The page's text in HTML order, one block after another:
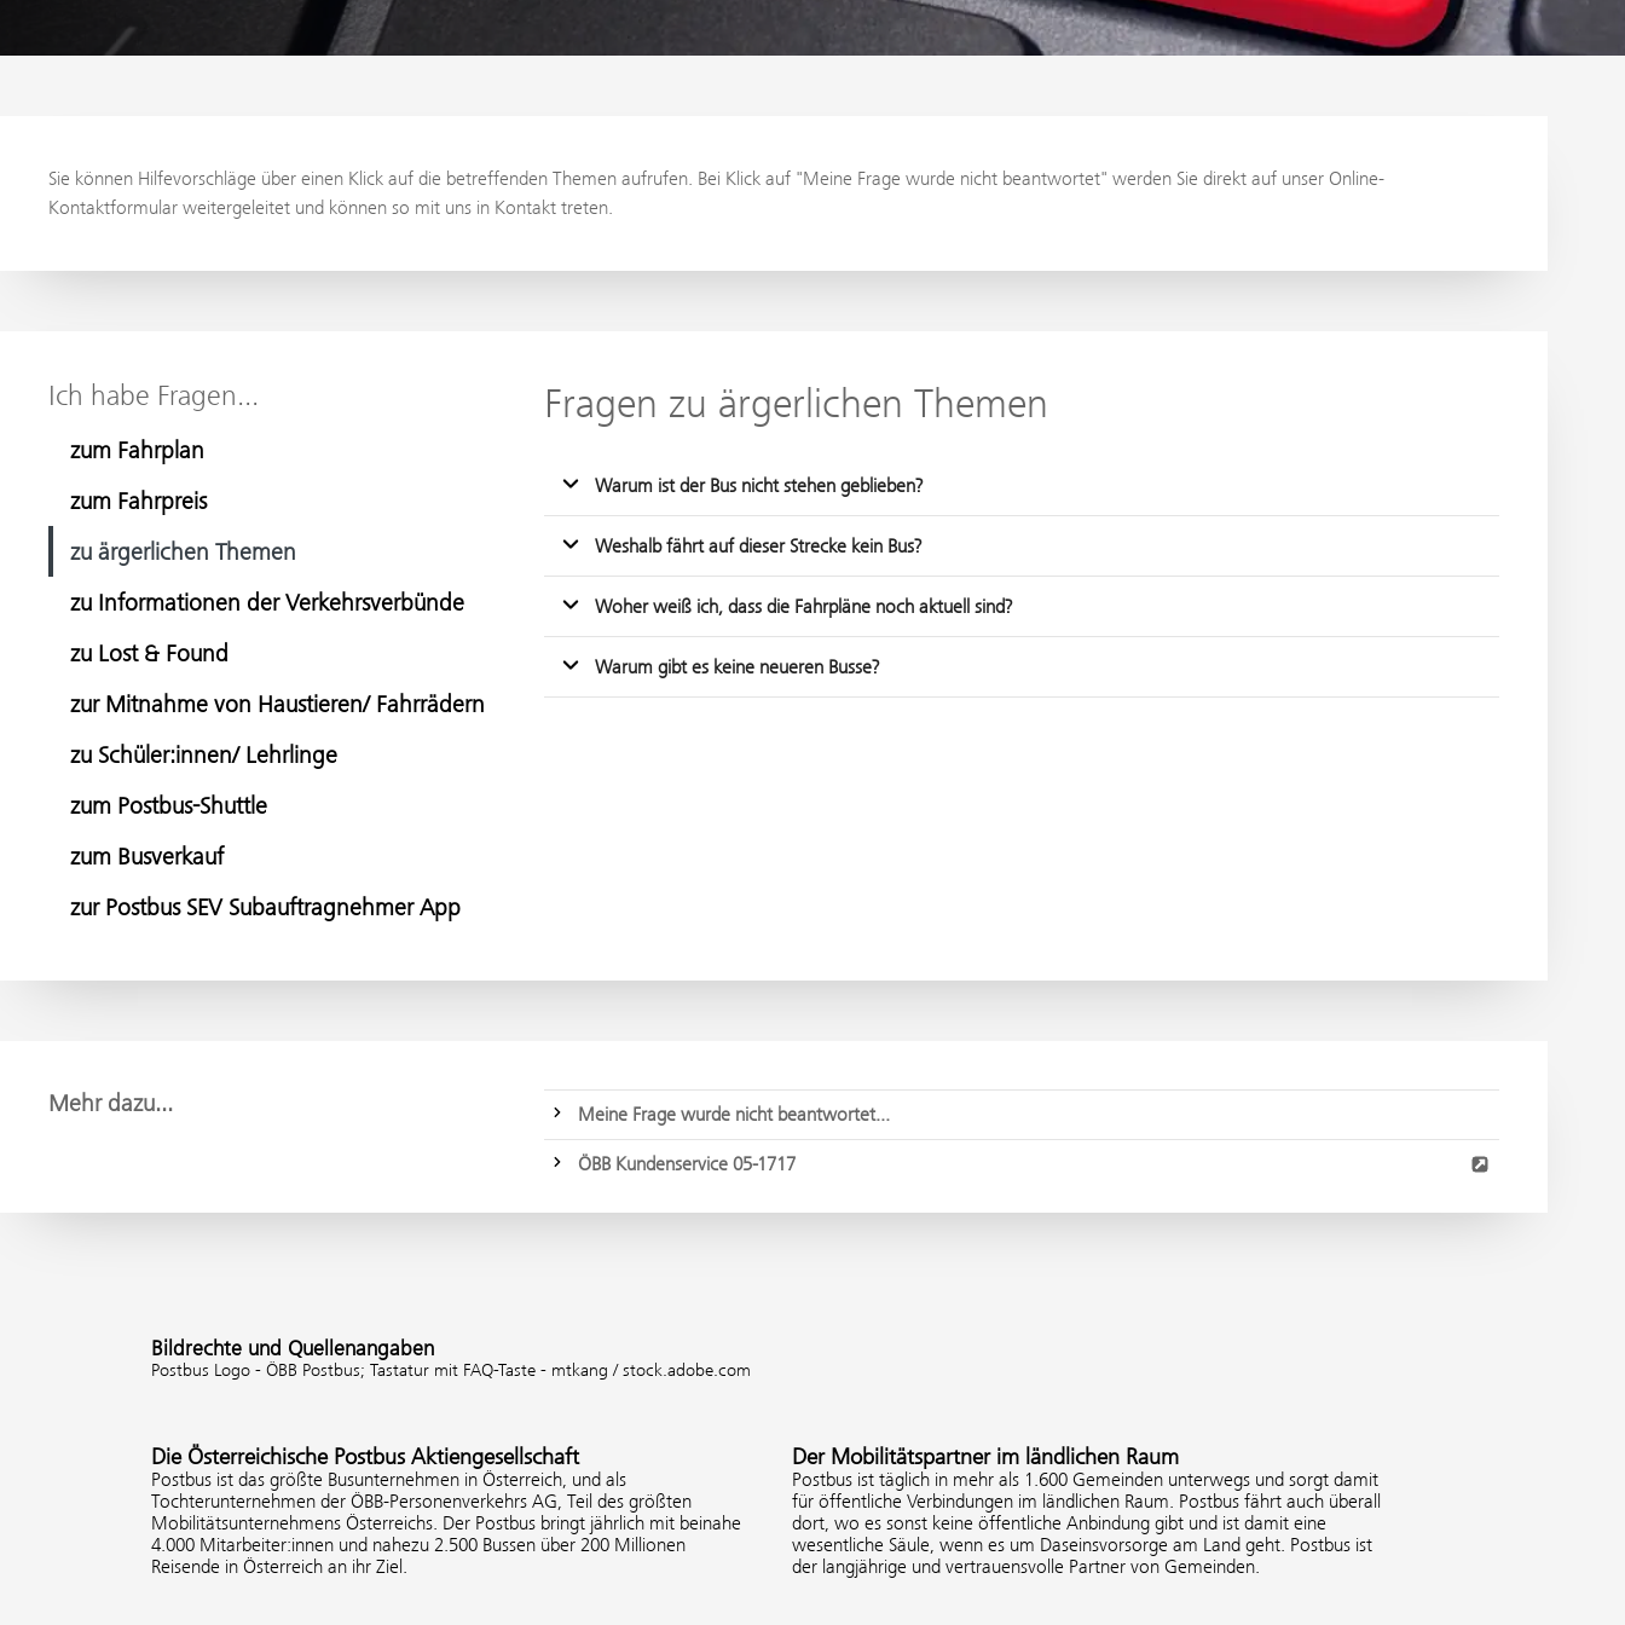
Sie können Hilfevorschläge über einen Klick auf die betreffenden Themen aufrufen. Bei Klick auf "Meine Frage wurde nicht beantwortet" werden Sie direkt auf unser Online-
Kontaktformular weitergeleitet und können so mit uns in Kontakt treten.
Ich habe Fragen...
zum Fahrplan
zum Fahrpreis
zu ärgerlichen Themen
zu Informationen der Verkehrsverbünde
zu Lost & Found
zur Mitnahme von Haustieren/ Fahrrädern
zu Schüler:innen/ Lehrlinge
zum Postbus-Shuttle
zum Busverkauf
zur Postbus SEV Subauftragnehmer App
Fragen zu ärgerlichen Themen
Warum ist der Bus nicht stehen geblieben?
Weshalb fährt auf dieser Strecke kein Bus?
Woher weiß ich, dass die Fahrpläne noch aktuell sind?
Warum gibt es keine neueren Busse?
Mehr dazu... Meine Frage wurde nicht beantwortet...
ÖBB Kundenservice 05-1717
Bildrechte und Quellenangaben
Postbus Logo - ÖBB Postbus; Tastatur mit FAQ-Taste - mtkang / stock.adobe.com
Die Österreichische Postbus Aktiengesellschaft
Postbus ist das größte Busunternehmen in Österreich, und als
Tochterunternehmen der ÖBB-Personenverkehrs AG, Teil des größten
Mobilitätsunternehmens Österreichs. Der Postbus bringt jährlich mit beinahe
4.000 Mitarbeiter:innen und nahezu 2.500 Bussen über 200 Millionen
Reisende in Österreich an ihr Ziel.
Der Mobilitätspartner im ländlichen Raum
Postbus ist täglich in mehr als 1.600 Gemeinden unterwegs und sorgt damit
für öffentliche Verbindungen im ländlichen Raum. Postbus fährt auch überall
dort, wo es sonst keine öffentliche Anbindung gibt und ist damit eine
wesentliche Säule, wenn es um Daseinsvorsorge am Land geht. Postbus ist
der langjährige und vertrauensvolle Partner von Gemeinden.